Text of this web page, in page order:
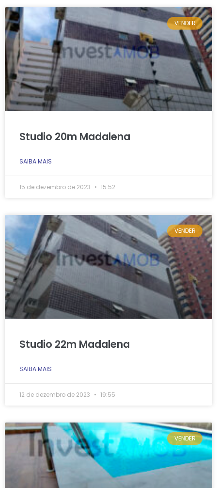
VENDER
Studio 20m Madalena
SAIBA MAIS
15 de dezembro de 2023 15:52
VENDER
Studio 22m Madalena
SAIBA MAIS
12 de dezembro de 2023 19:55
VENDER